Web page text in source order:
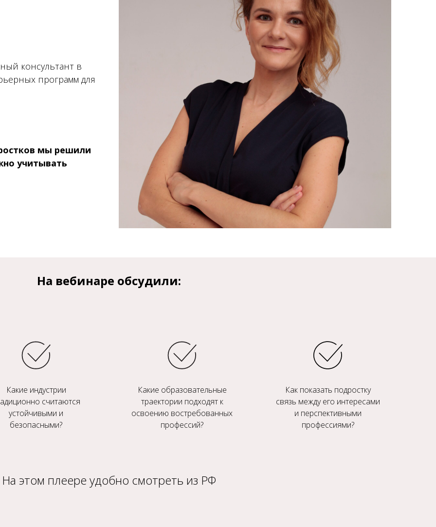
консультант в
программ для
мы решили
учитывать
На вебинаре обсудили:
Какие индустрии
считаются
устойчивыми и
безопасными?
Какие образовательные
траектории подходят к
освоению востребованных
профессий?
Как показать подростку
связь между его интересами
и перспективными
профессиями?
На этом плеере удобно смотреть из РФ